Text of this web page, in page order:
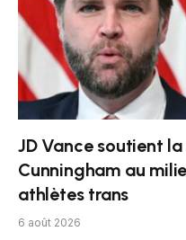
JD Vance soutient
Cunningham au
athlètes trans
6 août 2026